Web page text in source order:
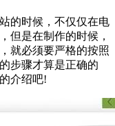
的时候，不仅仅在电
但是在制作的时候，
就必须要严格的按照
步骤才算是正确的
介绍吧!